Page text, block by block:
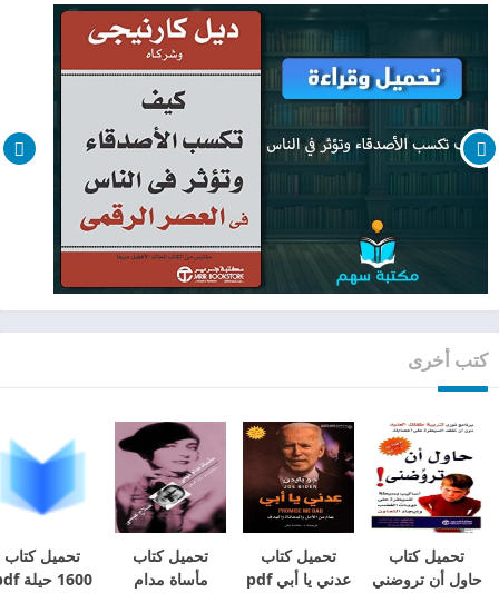
كتب أخرى
تحميل كتاب
حاول أن تروضني
تحميل كتاب
عدني يا أبي pdf
تحميل كتاب
مأساة مدام
تحميل كتاب
1600 حيلة pdf